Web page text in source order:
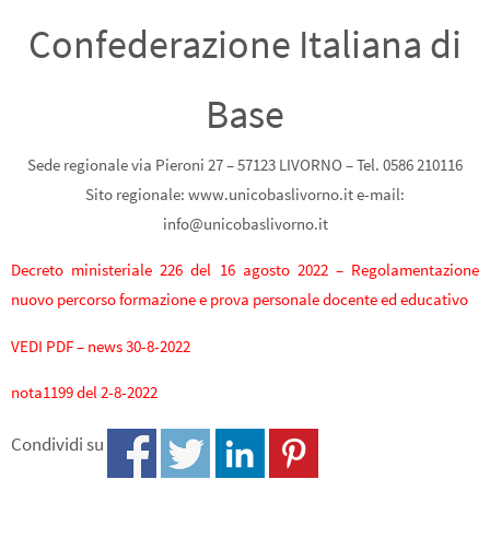
Confederazione Italiana di
Base
Sede regionale via Pieroni 27 – 57123 LIVORNO – Tel. 0586 210116
Sito regionale: www.unicobaslivorno.it e-mail:
info@unicobaslivorno.it
Decreto ministeriale 226 del 16 agosto 2022 – Regolamentazione
nuovo percorso formazione e prova personale docente ed educativo
VEDI PDF – news 30-8-2022
nota1199 del 2-8-2022
Condividi su